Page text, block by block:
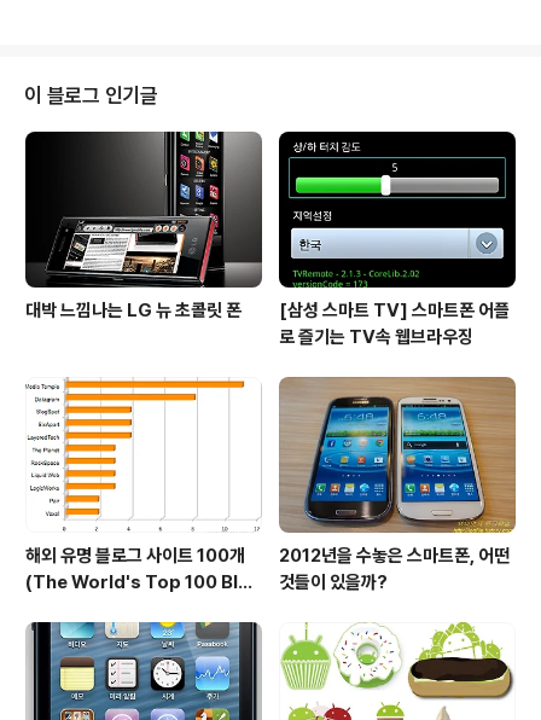
갤럭시S3 LTE용 케이스, iFace First Class입니다. 택
배로 받은 iFace 갤럭시S3 LTE용 케이스는 플라스틱 박
스에 담겨 배달되었습니다. 박스 뒷면에 iFace First Clas
s에 대한 설명이 영어로 쓰여 있는것을 보니 해외로 수출도
하는것 아닌가 싶네요. 플라스틱 박스안에 들어 있는 iFac
이 블로그 인기글
대박 느낌나는 LG 뉴 초콜릿 폰
[삼성 스마트 TV] 스마트폰 어플
로 즐기는 TV속 웹브라우징
해외 유명 블로그 사이트 100개
(The World's Top 100 Blog
2012년을 수놓은 스마트폰, 어떤
것들이 있을까?